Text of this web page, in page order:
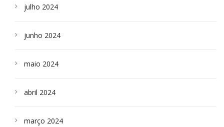
julho 2024
junho 2024
maio 2024
abril 2024
março 2024